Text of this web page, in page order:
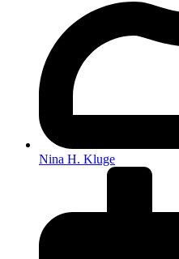
Nina H. Kluge